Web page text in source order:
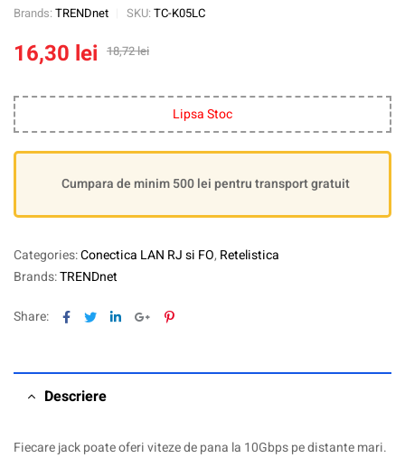
Brands: TRENDnet SKU: TC-K05LC
18,72lei
16,30 lei
Lipsa Stoc
Cumpara de minim 500 lei pentru transport gratuit
Categories:Conectica LAN RJ si FO, Retelistica
Brands:TRENDnet
Share: Facebook
TwitterLinkedinGoogle+Pinterest
Descriere
Fiecare jack poate oferi viteze de pana la 10Gbps pe distante mari.